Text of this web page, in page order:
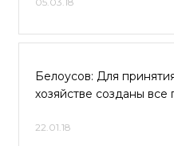
Белоусов: Для
хозяйстве созданы
22.01.18